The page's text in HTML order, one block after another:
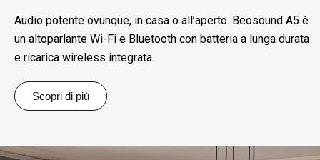
Audio potente ovunque, in casa o all’aperto. Beosound A5 è
un altoparlante Wi-Fi e Bluetooth con batteria a lunga durata
e ricarica wireless integrata.
Scopri di più